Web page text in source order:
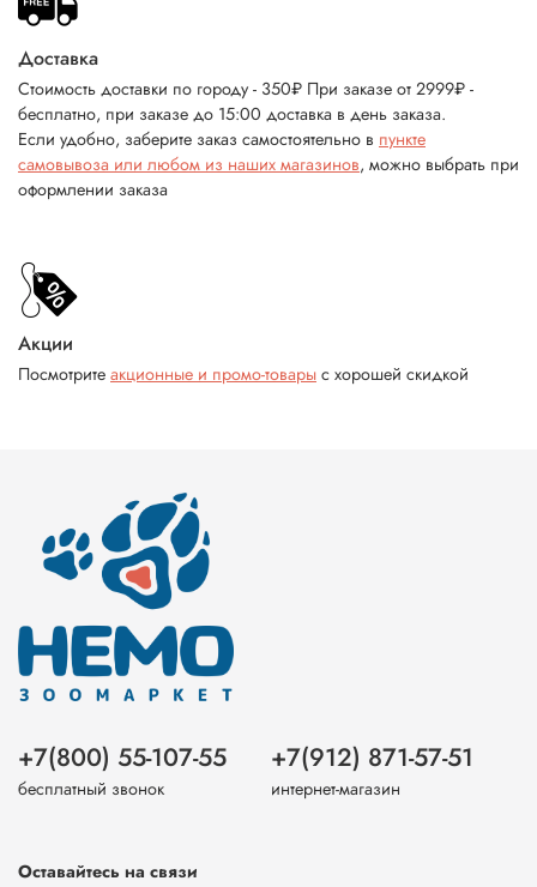
Доставка
Стоимость доставки по городу - 350₽ При заказе от 2999₽ -
бесплатно, при заказе до 15:00 доставка в день заказа.
Если удобно, заберите заказ самостоятельно в пункте
самовывоза или любом из наших магазинов, можно выбрать при
оформлении заказа
Акции
Посмотрите акционные и промо-товары с хорошей скидкой
+7(800) 55-107-55
бесплатный звонок
+7(912) 871-57-51
интернет-магазин
Оставайтесь на связи